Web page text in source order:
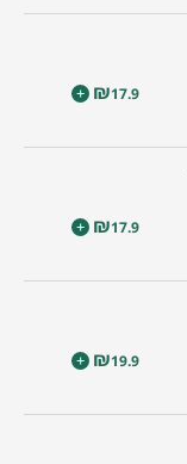
₪17.9
+
₪17.9
+
₪19.9
+